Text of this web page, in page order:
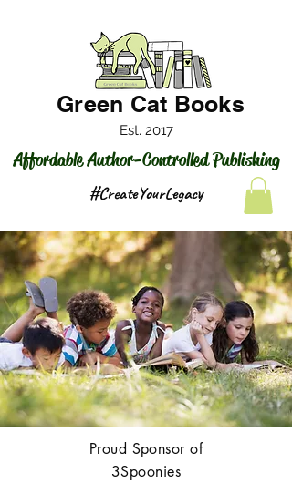
Affordable Author-Controlled Publishing
Green Cat Books
Est. 2017
#CreateYourLegacy
Proud Sponsor of
3Spoonies